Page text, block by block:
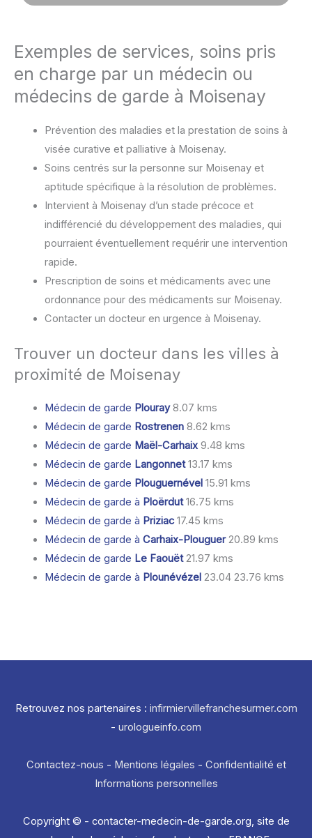
Exemples de services, soins pris
en charge par un médecin ou
médecins de garde à Moisenay
Prévention des maladies et la prestation de soins à
visée curative et palliative à Moisenay.
Soins centrés sur la personne sur Moisenay et
aptitude spécifique à la résolution de problèmes.
Intervient à Moisenay d’un stade précoce et
indifférencié du développement des maladies, qui
pourraient éventuellement requérir une intervention
rapide.
Prescription de soins et médicaments avec une
ordonnance pour des médicaments sur Moisenay.
Contacter un docteur en urgence à Moisenay.
Trouver un docteur dans les villes à
proximité de Moisenay
Médecin de garde Plouray8.07 kms
Médecin de garde Rostrenen8.62 kms
Médecin de garde Maël-Carhaix9.48 kms
Médecin de garde Langonnet13.17 kms
Médecin de garde Plouguernével 15.91 kms
Médecin de garde à Ploërdut16.75 kms
Médecin de garde à Priziac17.45 kms
Médecin de garde à Carhaix-Plouguer20.89 kms
Médecin de garde Le Faouët21.97 kms
Médecin de garde à Plounévézel 23.04 23.76 kms
Retrouvez nos partenaires : infirmiervillefranchesurmer.com
- urologueinfo.com
Contactez-nous - Mentions légales - Confidentialité et
Informations personnelles
Copyright © - contacter-medecin-de-garde.org, site de